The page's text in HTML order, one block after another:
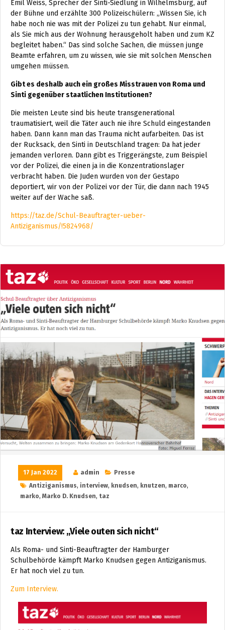
Emil Weiss, Sprecher der Sinti-Siedlung in Wilhelmsburg, auf
der Bühne und erzählte 300 Polizeischülern: „Wissen Sie, ich
habe noch nie was mit der Polizei zu tun gehabt. Nur einmal,
als Sie mich aus der Wohnung herausgeholt haben und zum KZ
begleitet haben.“ Das sind solche Sachen, die müssen junge
Beamte erfahren, um zu wissen, wie sie mit solchen Menschen
umgehen müssen.
Gibt es deshalb auch ein großes Misstrauen von Roma und
Sinti gegenüber staatlichen Institutionen?
Die meisten Leute sind bis heute transgenerational
traumatisiert, weil die Täter auch nie ihre Schuld eingestanden
haben. Dann kann man das Trauma nicht aufarbeiten. Das ist
der Rucksack, den Sinti in Deutschland tragen: Da hat jeder
jemanden verloren. Dann gibt es Triggerängste, zum Beispiel
vor der Polizei, die einen ja in die Konzentrationslager
verbracht haben. Die Juden wurden von der Gestapo
deportiert, wir von der Polizei vor der Tür, die dann nach 1945
weiter auf der Wache saß.
https://taz.de/Schul-Beauftragter-ueber-
Antiziganismus/!5824968/
17 Jan 2022 admin
Presse
Antiziganismus, interview, knudsen, knutzen, marco,
marko, Marko D. Knudsen, taz
taz Interview: „Viele outen sich nicht“
Als Roma- und Sinti-Beauftragter der Hamburger
Schulbehörde kämpft Marko Knudsen gegen Antiziganismus.
Er hat noch viel zu tun.
Zum Interview.